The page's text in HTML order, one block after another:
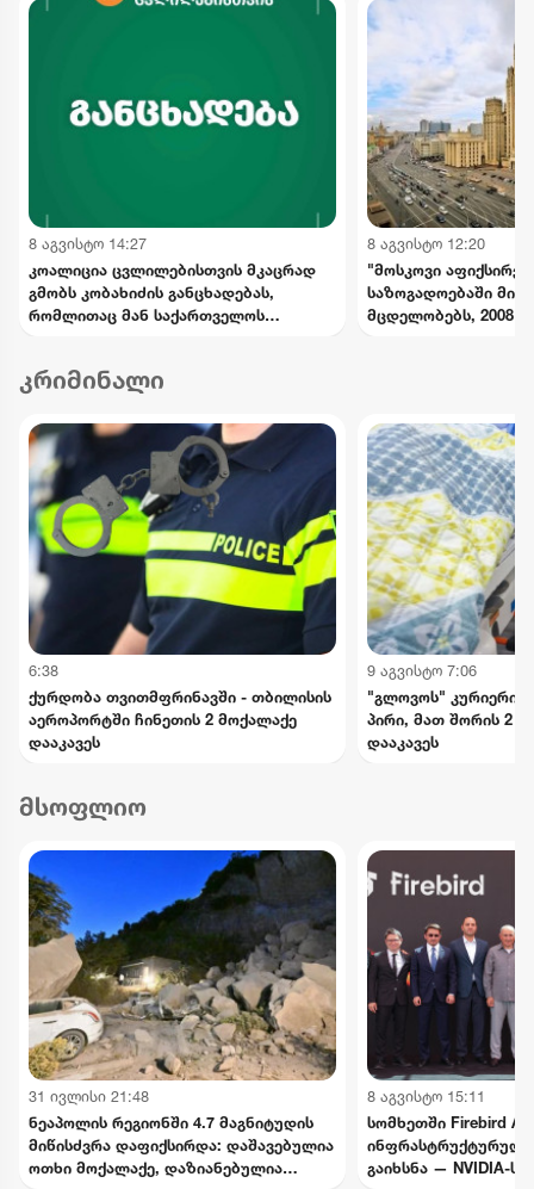
8 აგვისტო 14:27
კოალიცია ცვლილებისთვის მკაცრად
გმობს კობახიძის განცხადებას,
რომლითაც მან საქართველოს
გააყალბა
8 აგვისტო 12:20
"მოსკოვი
საზოგადოებაში
მცდელობებს, 2008
უწყება
კრიმინალი
6:38
ქურდობა თვითმფრინავში - თბილისის
აეროპორტში ჩინეთის 2 მოქალაქე
დააკავეს
9 აგვისტო 7:06
"გლოვოს" კურიერის
პირი, მათ შორის 2
დააკავეს
მსოფლიო
31 ივლისი 21:48
ნეაპოლის რეგიონში 4.7 მაგნიტუდის
მიწისძვრა დაფიქსირდა: დაშავებულია
ოთხი მოქალაქე, დაზიანებულია
8 აგვისტო 15:11
სომხეთში Firebird
ინფრასტრუქტურული
გაიხსნა — NVIDIA-ს